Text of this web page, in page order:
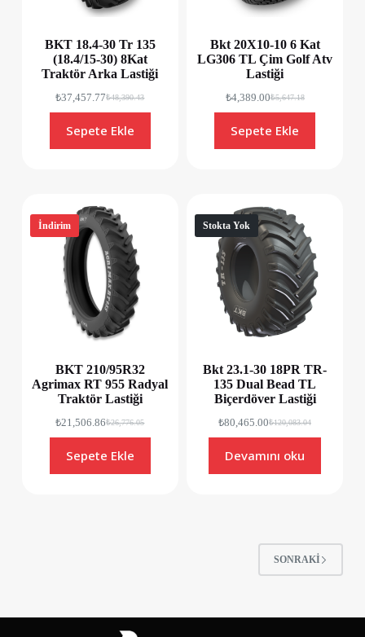
BKT 18.4-30 Tr 135
(18.4/15-30) 8Kat
Traktör Arka Lastiği
₺48,390.43
₺37,457.77
Sepete Ekle
Bkt 20X10-10 6 Kat
LG306 TL Çim Golf Atv
Lastiği
₺5,647.18
₺4,389.00
Sepete Ekle
İndirim
BKT 210/95R32
Agrimax RT 955 Radyal
Traktör Lastiği
₺26,776.05
₺21,506.86
Sepete Ekle
Stokta Yok
Bkt 23.1-30 18PR TR-
135 Dual Bead TL
Biçerdöver Lastiği
₺120,083.04
₺80,465.00
Devamını oku
SONRAKI